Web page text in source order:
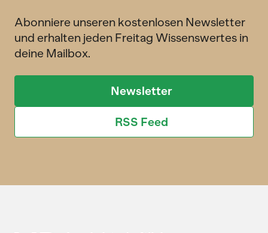
Abonniere unseren kostenlosen Newsletter
und erhalten jeden Freitag Wissenswertes in
deine Mailbox.
Newsletter
RSS Feed